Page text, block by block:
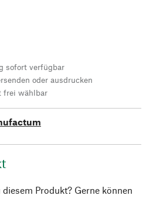
sofort verfügbar
oder ausdrucken
frei wählbar
Produkt? Gerne können